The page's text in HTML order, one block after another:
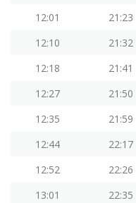
12:01
21:23
12:10
21:32
12:18
21:41
12:27
21:50
12:35
21:59
12:44
22:17
12:52
22:26
13:01
22:35